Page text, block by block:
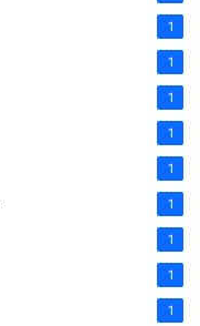
1
1
1
1
1
1
1
1
1